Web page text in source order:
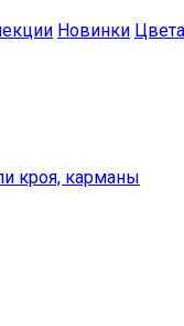
Новинки Цвета
кроя, карманы